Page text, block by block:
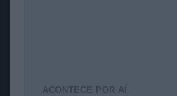
ACONTECE POR AÍ